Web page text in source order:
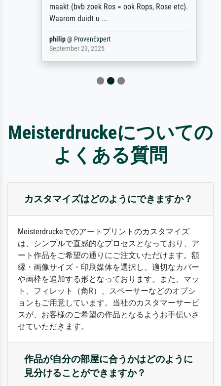
maakt (bvb zoek Ros = ook Rops, Rose etc).
Waarom duidt u ...
philip@ProvenExpert
September 23, 2025
Meisterdruckeについての
よくある質問
カスタマイズはどのようにできますか？
Meisterdruckeでのアートプリントのカスタマイズ
は、シンプルで直感的なプロセスとなっており、ア
ート作品をご希望の通りにご注文いただけます。額
縁・画像サイズ・印刷媒体を選択し、適切なカバー
や画枠を追加する形となっております。また、マッ
ト、フィレット（角R）、スペーサーなどのオプシ
ョンもご用意しています。当社のカスタマーサービ
スが、お客様のご希望の作品となるようお手伝いさ
せていただきます。
作品が自分の部屋に合うかはどのように
見分けることができますか？